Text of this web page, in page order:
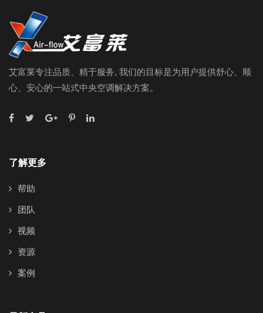
艾富莱专注品质、精于服务, 我们的目标是为用户提供舒心、顺
心、安心的一站式中央空调解决方案。
了解更多
帮助
团队
视频
资源
案例